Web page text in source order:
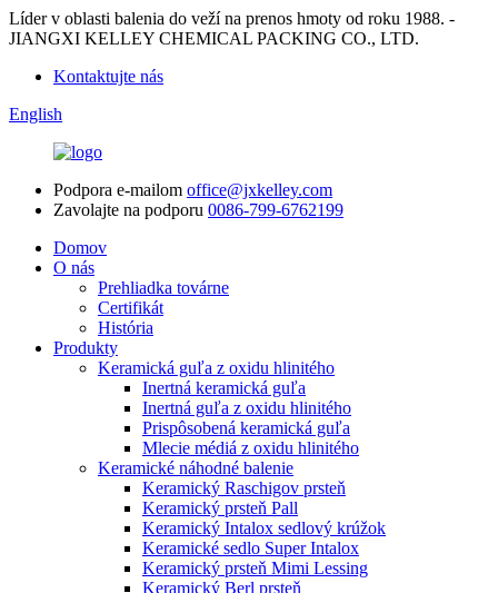
Líder v oblasti balenia do veží na prenos hmoty od roku 1988. -
JIANGXI KELLEY CHEMICAL PACKING CO., LTD.
Kontaktujte nás
English
Podpora e-mailom office@jxkelley.com
Zavolajte na podporu 0086-799-6762199
Domov
O nás
Prehliadka továrne
Certifikát
História
Produkty
Keramická guľa z oxidu hlinitého
Inertná keramická guľa
Inertná guľa z oxidu hlinitého
Prispôsobená keramická guľa
Mlecie médiá z oxidu hlinitého
Keramické náhodné balenie
Keramický Raschigov prsteň
Keramický prsteň Pall
Keramický Intalox sedlový krúžok
Keramické sedlo Super Intalox
Keramický prsteň Mimi Lessing
Keramický Berl prsteň